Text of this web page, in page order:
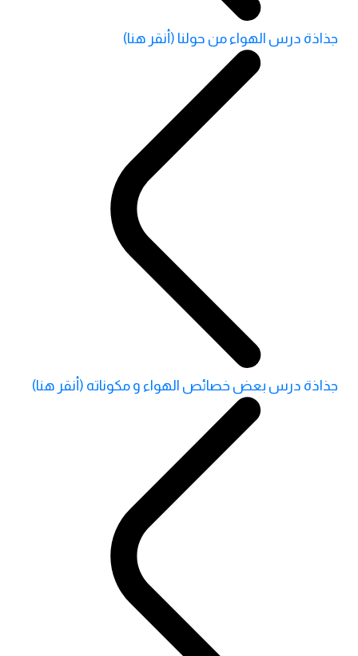
جذاذة درس الهواء من حولنا (أنقر هنا)
جذاذة درس بعض خصائص الهواء و مكوناته (أنقر هنا)